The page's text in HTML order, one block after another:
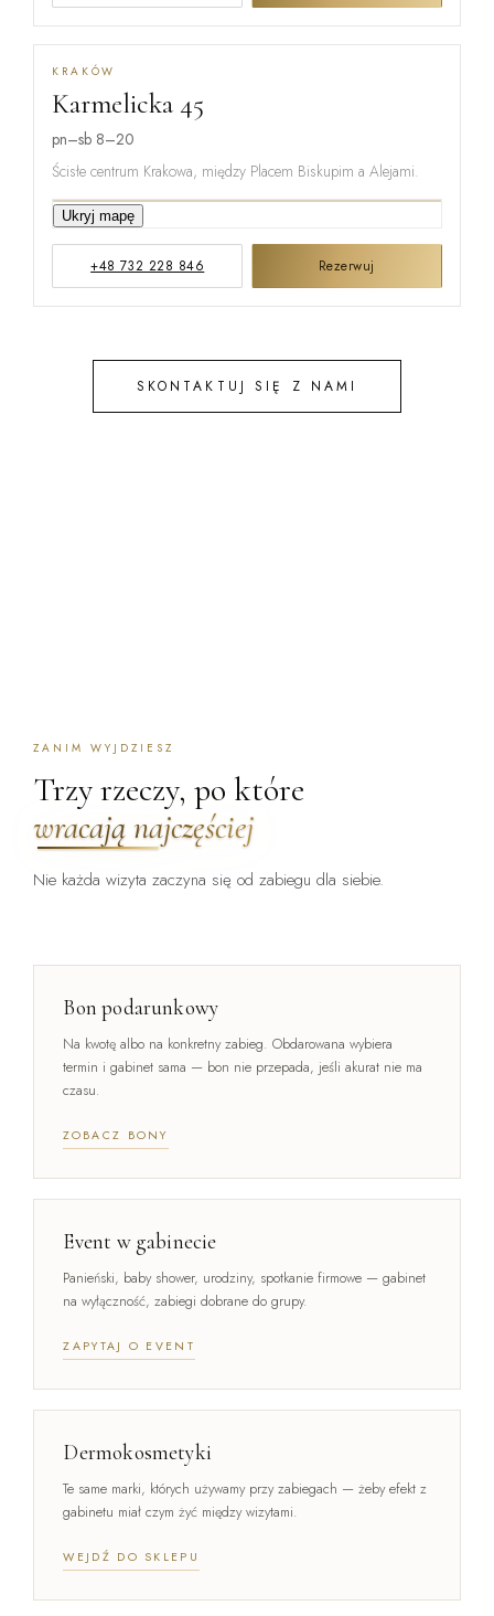
KRAKÓW
Karmelicka 45
pn–sb 8–20
Ścisłe centrum Krakowa, między Placem Biskupim a Alejami.
KARMELICKA
Ukryj mapę
+48 732 228 846 Rezerwuj
SKONTAKTUJ SIĘ Z NAMI
ZANIM WYJDZIESZ
Trzy rzeczy, po które
wracają najczęściej
Nie każda wizyta zaczyna się od zabiegu dla siebie.
Bon podarunkowy
Na kwotę albo na konkretny zabieg. Obdarowana wybiera
termin i gabinet sama — bon nie przepada, jeśli akurat nie ma
czasu.
ZOBACZ BONY
Event w gabinecie
Panieński, baby shower, urodziny, spotkanie firmowe — gabinet
na wyłączność, zabiegi dobrane do grupy.
ZAPYTAJ O EVENT
Dermokosmetyki
Te same marki, których używamy przy zabiegach — żeby efekt z
gabinetu miał czym żyć między wizytami.
WEJDŹ DO SKLEPU